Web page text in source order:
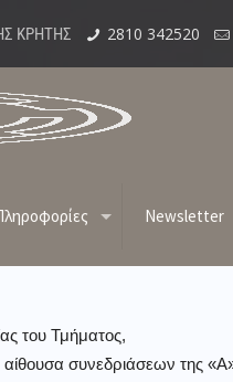
ΚΡΗΤΗΣ 2810 342520
Newsletter
“Α”
του Τμήματος,
αίθουσα συνεδριάσεων της